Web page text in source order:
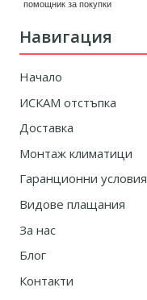
помощник за покупки
Навигация
Начало
ИСКАМ отстъпка
Доставка
Монтаж климатици
Гаранционни условия
Видове плащания
За нас
Блог
Контакти